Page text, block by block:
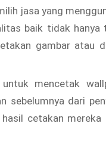
jasa yang
baik tidak hanya
gambar atau
mencetak
sebelumnya dari
cetakan mereka